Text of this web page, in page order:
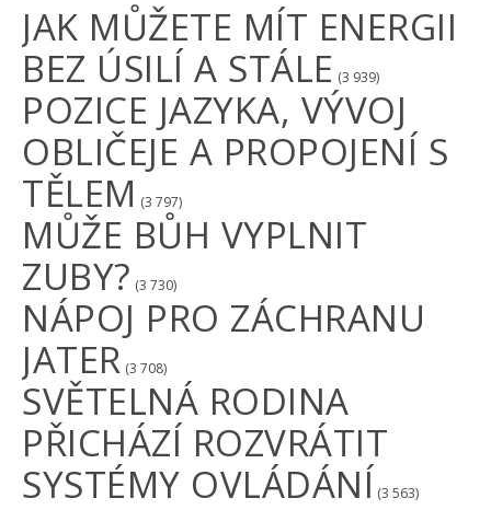
JAK MŮŽETE MÍT ENERGII
BEZ ÚSILÍ A STÁLE (3 939)
POZICE JAZYKA, VÝVOJ
OBLIČEJE A PROPOJENÍ S
TĚLEM (3 797)
MŮŽE BŮH VYPLNIT
ZUBY? (3 730)
NÁPOJ PRO ZÁCHRANU
JATER (3 708)
SVĚTELNÁ RODINA
PŘICHÁZÍ ROZVRÁTIT
SYSTÉMY OVLÁDÁNÍ (3 563)